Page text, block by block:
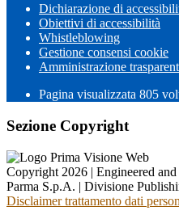
Dichiarazione di
Obiettivi di accessibilità
Whistleblowing
Gestione consensi cookie
Amministrazione
Pagina visualizzata 805
Sezione Copyright
Copyright 2026 | Engineered
Parma S.p.A. | Divisione
Disclaimer trattamento dati